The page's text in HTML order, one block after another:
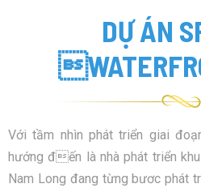
DỰ ÁN
Với tầm nhìn phát triển giai
hướng đến là nhà phát triển
Nam Long đang từng bươc phát